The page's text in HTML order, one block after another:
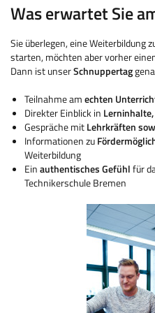
Was erwartet Sie
Sie überlegen, eine Weiterbildung
starten, möchten aber vorher
Dann ist unserSchnuppertag
Teilnahme amechten
Direkter Einblick in
Gespräche mitLehrkräften
Informationen zu
Weiterbildung
Einauthentisches Gefühlfür
Technikerschule Bremen